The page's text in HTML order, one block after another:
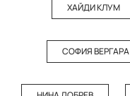
ХАЙДИ КЛУМ
СОФИЯ ВЕРГАРА